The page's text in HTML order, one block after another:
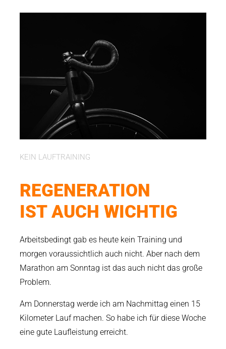
KEIN LAUFTRAINING
REGENERATION
IST AUCH WICHTIG
Arbeitsbedingt gab es heute kein Training und
morgen voraussichtlich auch nicht. Aber nach dem
Marathon am Sonntag ist das auch nicht das große
Problem.
Am Donnerstag werde ich am Nachmittag einen 15
Kilometer Lauf machen. So habe ich für diese Woche
eine gute Laufleistung erreicht.